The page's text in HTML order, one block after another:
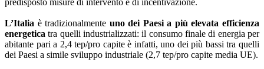
predisposto misure di intervento e di incentivazione.
L’Italia è tradizionalmente uno dei Paesi a più elevata efficienza
energetica tra quelli industrializzati: il consumo finale di energia per
abitante pari a 2,4 tep/pro capite è infatti, uno dei più bassi tra quelli
dei Paesi a simile sviluppo industriale (2,7 tep/pro capite media UE).